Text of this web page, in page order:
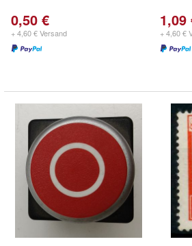
0,50 €
+ 4,60 € Versand
1,09
+ 4,60 €